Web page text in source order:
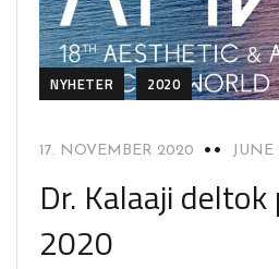
NYHETER 2020
17. NOVEMBER 2020 JUNE
Dr. Kalaaji
2020